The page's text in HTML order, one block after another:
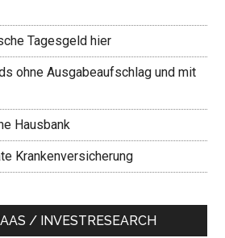
Tagesgeld hier
ohne Ausgabeaufschlag und mit
Hausbank
Krankenversicherung
/ INVESTRESEARCH